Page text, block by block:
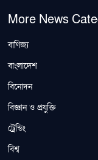
More News
বাণিজ্য
বাংলাদেশ
বিনোদন
বিজ্ঞান ও প্রযুক্তি
ট্রেন্ডিং
বিশ্ব